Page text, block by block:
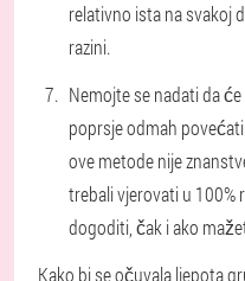
relativno ista na svakoj
razini.
Nemojte se nadati da
poprsje odmah
ove metode nije
trebali vjerovati u 100%
dogoditi, čak i ako
Kako bi se očuvala ljepota